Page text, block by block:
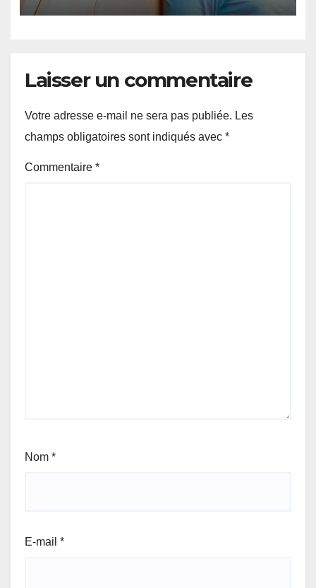
Laisser un commentaire
Votre adresse e-mail ne sera pas publiée. Les
champs obligatoires sont indiqués avec *
Commentaire *
Nom *
E-mail *